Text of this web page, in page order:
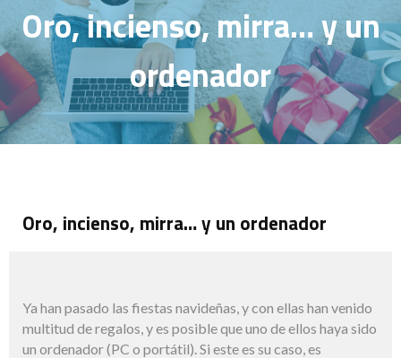
Oro, incienso, mirra… y un
ordenador
Oro, incienso, mirra… y un ordenador
Ya han pasado las fiestas navideñas, y con ellas han venido
multitud de regalos, y es posible que uno de ellos haya sido
un ordenador (PC o portátil). Si este es su caso, es